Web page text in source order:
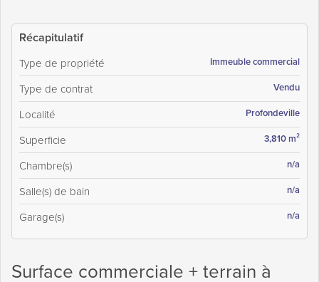
Récapitulatif
Type de propriété Immeuble commercial
Type de contrat Vendu
Localité Profondeville
Superficie 3,810 m²
Chambre(s) n/a
Salle(s) de bain n/a
Garage(s) n/a
Surface commerciale + terrain à